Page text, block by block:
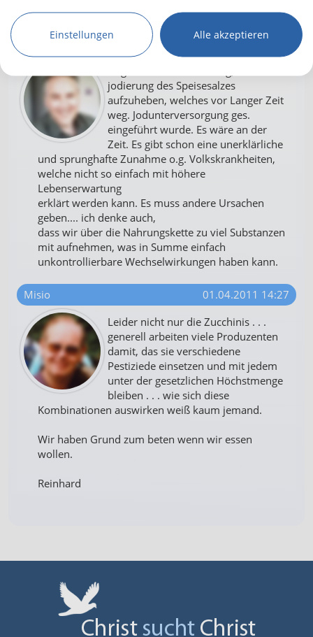
31.03.2011 01:26
jodierung des Speisesalzes
aufzuheben, welches vor Langer Zeit
weg. Jodunterversorgung ges.
eingeführt wurde. Es wäre an der
Zeit. Es gibt schon eine unerklärliche
und sprunghafte Zunahme o.g. Volkskrankheiten,
welche nicht so einfach mit höhere
Lebenserwartung
erklärt werden kann. Es muss andere Ursachen
geben.... ich denke auch,
dass wir über die Nahrungskette zu viel Substanzen
mit aufnehmen, was in Summe einfach
unkontrollierbare Wechselwirkungen haben kann.
Misio
01.04.2011 14:27
Leider nicht nur die Zucchinis . . .
generell arbeiten viele Produzenten
damit, das sie verschiedene
Pestiziede einsetzen und mit jedem
unter der gesetzlichen Höchstmenge
bleiben . . . wie sich diese
Kombinationen auswirken weiß kaum jemand.
Wir haben Grund zum beten wenn wir essen
wollen.
Reinhard
Einstellungen Alle akzeptieren